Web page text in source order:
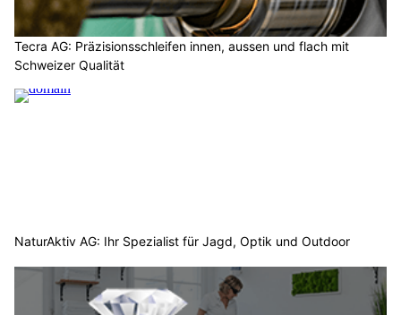
Tecra AG: Präzisionsschleifen innen, aussen und flach mit
Schweizer Qualität
NaturAktiv AG: Ihr Spezialist für Jagd, Optik und Outdoor